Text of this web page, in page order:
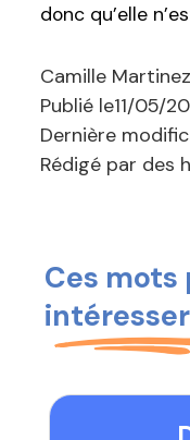
donc qu’elle
Camille Martinez
Publié le11/05/
Dernière
Rédigé par des
Ces mots
intéresser